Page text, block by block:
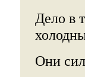
Дело в
Они